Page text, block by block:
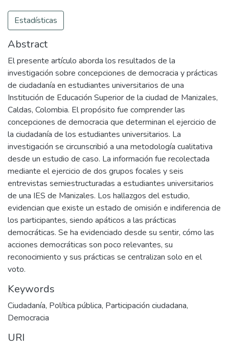
Estadísticas
Abstract
El presente artículo aborda los resultados de la
investigación sobre concepciones de democracia y prácticas
de ciudadanía en estudiantes universitarios de una
Institución de Educación Superior de la ciudad de Manizales,
Caldas, Colombia. El propósito fue comprender las
concepciones de democracia que determinan el ejercicio de
la ciudadanía de los estudiantes universitarios. La
investigación se circunscribió a una metodología cualitativa
desde un estudio de caso. La información fue recolectada
mediante el ejercicio de dos grupos focales y seis
entrevistas semiestructuradas a estudiantes universitarios
de una IES de Manizales. Los hallazgos del estudio,
evidencian que existe un estado de omisión e indiferencia de
los participantes, siendo apáticos a las prácticas
democráticas. Se ha evidenciado desde su sentir, cómo las
acciones democráticas son poco relevantes, su
reconocimiento y sus prácticas se centralizan solo en el
voto.
Keywords
Ciudadanía, Política pública, Participación ciudadana,
Democracia
URI